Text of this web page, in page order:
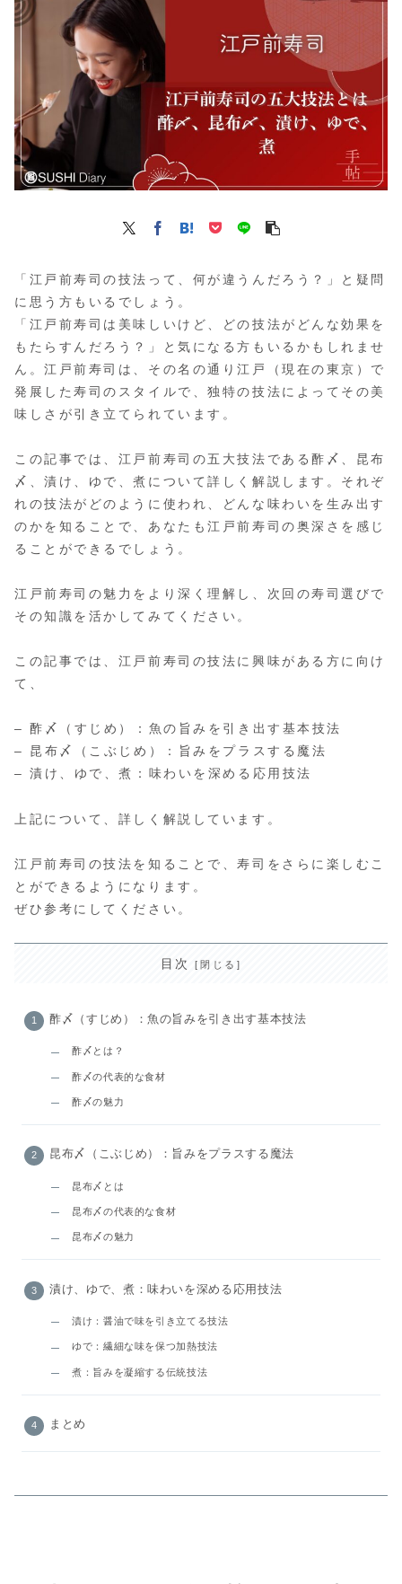
「江戸前寿司の技法って、何が違うんだろう？」と疑問
に思う方もいるでしょう。
「江戸前寿司は美味しいけど、どの技法がどんな効果を
もたらすんだろう？」と気になる方もいるかもしれませ
ん。江戸前寿司は、その名の通り江戸（現在の東京）で
発展した寿司のスタイルで、独特の技法によってその美
味しさが引き立てられています。
この記事では、江戸前寿司の五大技法である酢〆、昆布
〆、漬け、ゆで、煮について詳しく解説します。それぞ
れの技法がどのように使われ、どんな味わいを生み出す
のかを知ることで、あなたも江戸前寿司の奥深さを感じ
ることができるでしょう。
江戸前寿司の魅力をより深く理解し、次回の寿司選びで
その知識を活かしてみてください。
この記事では、江戸前寿司の技法に興味がある方に向け
て、
– 酢〆（すじめ）：魚の旨みを引き出す基本技法
– 昆布〆（こぶじめ）：旨みをプラスする魔法
– 漬け、ゆで、煮：味わいを深める応用技法
上記について、詳しく解説しています。
江戸前寿司の技法を知ることで、寿司をさらに楽しむこ
とができるようになります。
ぜひ参考にしてください。
目次
酢〆（すじめ）：魚の旨みを引き出す基本技法
酢〆とは？
酢〆の代表的な食材
酢〆の魅力
昆布〆（こぶじめ）：旨みをプラスする魔法
昆布〆とは
昆布〆の代表的な食材
昆布〆の魅力
漬け、ゆで、煮：味わいを深める応用技法
漬け：醤油で味を引き立てる技法
ゆで：繊細な味を保つ加熱技法
煮：旨みを凝縮する伝統技法
まとめ